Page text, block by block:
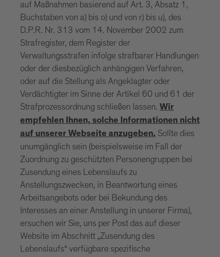
auf Maßnahmen basierend auf Art. 3, Absatz 1,
Buchstaben von a) bis o) und von r) bis u), des
D.P.R. Nr. 313 vom 14. November 2002 zum
Strafregister, dem Register der
Verwaltungsstrafen infolge strafbarer Handlungen
oder der diesbezüglich anhängigen Verfahren,
oder auf die Stellung als Angeklagter oder
Verdächtigter im Sinne der Artikel 60 und 61 der
Strafprozessordnung schließen lassen. Wir
empfehlen Ihnen, solche Informationen nicht
auf unserer Webseite anzugeben. Sollte dies
unumgänglich sein (beispielsweise im Fall der
Zuordnung zu geschützten Personengruppen bei
Zusendung eines Lebenslaufs zu
Anstellungszwecken, in Beantwortung eines
Arbeitsangebots oder bei Bekundung des
Interesses an einer Anstellung in unserer Firma),
ersuchen wir Sie, uns per Post das auf dieser
Website im Abschnitt „Zusendung des
Lebenslaufs“ verfügbare spezifische